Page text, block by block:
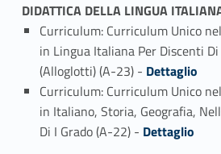
DIDATTICA DELLA LINGUA
Curriculum: Curriculum Unico
in Lingua Italiana Per Discenti
(Alloglotti) (A-23) - Link identifier #identifier_person_88239-1
Dettaglio
Curriculum: Curriculum Unico
in Italiano, Storia, Geografia,
Di I Grado (A-22) - Link identifier #identifier_person_182826-2
Dettaglio